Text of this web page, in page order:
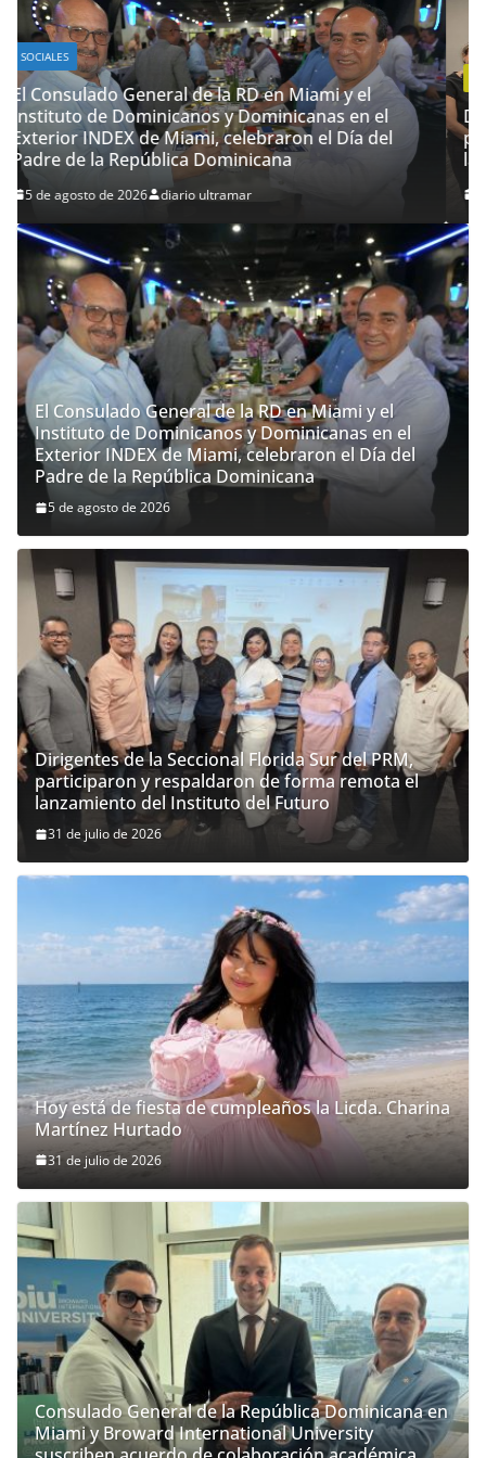
Consulado General de la
República Dominicana en
Miami y Broward
International University
suscriben acuerdo de
colaboración académica
el
EDUCACIÓN
Dirigentes de la Seccional Florida Sur del PRM,
participaron y respaldaron de forma remota el
lanzamiento del Instituto del Futuro
31 de julio de 2026 diario ultramar
El Consulado General de la RD en Miami y el
Instituto de Dominicanos y Dominicanas en el
Exterior INDEX de Miami, celebraron el Día del
Padre de la República Dominicana
5 de agosto de 2026
Dirigentes de la Seccional Florida Sur del PRM,
participaron y respaldaron de forma remota el
lanzamiento del Instituto del Futuro
31 de julio de 2026
Hoy está de fiesta de cumpleaños la Licda. Charina
Martínez Hurtado
31 de julio de 2026
Consulado General de la República Dominicana en
Miami y Broward International University